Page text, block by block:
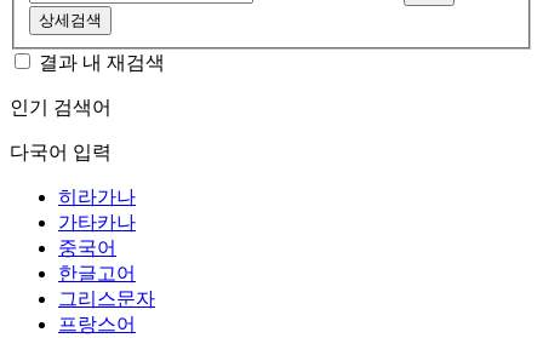
상세검색
결과 내 재검색
인기 검색어
다국어 입력
히라가나
가타카나
중국어
한글고어
그리스문자
프랑스어